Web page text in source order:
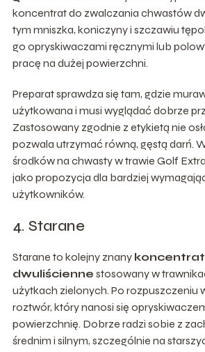
koncentrat do zwalczania chwastów
tym mniszka, koniczyny i szczawiu
go opryskiwaczami ręcznymi lub
pracę na dużej powierzchni.
Preparat sprawdza się tam, gdzie
użytkowana i musi wyglądać dobrze
Zastosowany zgodnie z etykietą nie
pozwala utrzymać równą, gęstą darń.
środków na chwasty w trawie Golf
jako propozycja dla bardziej
użytkowników.
4. Starane
Starane to kolejny znany
dwuliścienne stosowany w
użytkach zielonych. Po rozpuszczeniu
roztwór, który nanosi się
powierzchnię. Dobrze radzi sobie z
średnim i silnym, szczególnie na